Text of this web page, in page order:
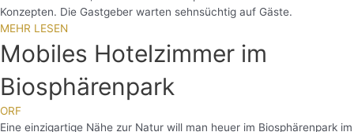
Konzepten. Die Gastgeber warten sehnsüchtig auf Gäste.
MEHR LESEN
Mobiles Hotelzimmer im
Biosphärenpark
ORF
Eine einzigartige Nähe zur Natur will man heuer im Biosphärenpark im